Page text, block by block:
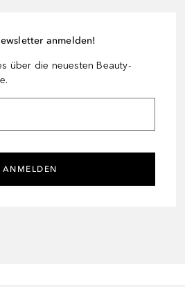
anmelden!
über die neuesten Beauty-
ANMELDEN